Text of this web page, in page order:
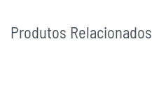
Produtos Relacionados